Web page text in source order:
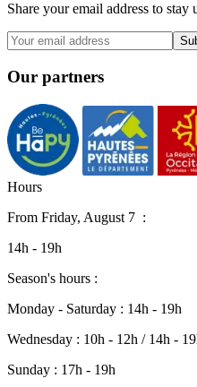
Share your email address to
Our partners
Hours
From Friday, August 7 :
14h - 19h
Season's hours :
Monday - Saturday : 14h - 19h
Wednesday : 10h - 12h / 14h -
Sunday : 17h - 19h